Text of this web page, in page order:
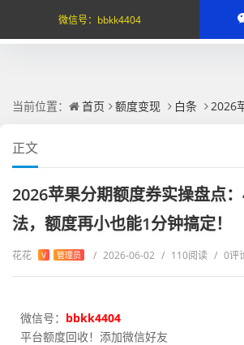
当前位置： 首页 额度变现 白条 2026苹果分期额度
正文
2026苹果分期额度券实操盘点
法，额度再小也能1分钟搞定！
花花 V 管理员 / 2026-06-02 / 110阅读 / 0评
微信号： bbkk4404
平台额度回收！添加微信好友
微信号： bbkk4404